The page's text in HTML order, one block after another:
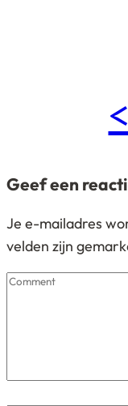
Geef een
Je e-mailadres
velden zijn
Comment